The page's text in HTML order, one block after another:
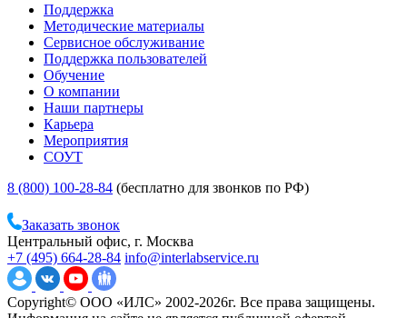
Поддержка
Методические материалы
Сервисное обслуживание
Поддержка пользователей
Обучение
О компании
Наши партнеры
Карьера
Мероприятия
СОУТ
8 (800) 100-28-84 (бесплатно для звонков по РФ)
Заказать звонок
Центральный офис, г. Москва
+7 (495) 664-28-84 info@interlabservice.ru
Copyright© ООО «ИЛС» 2002-2026г. Все права защищены.